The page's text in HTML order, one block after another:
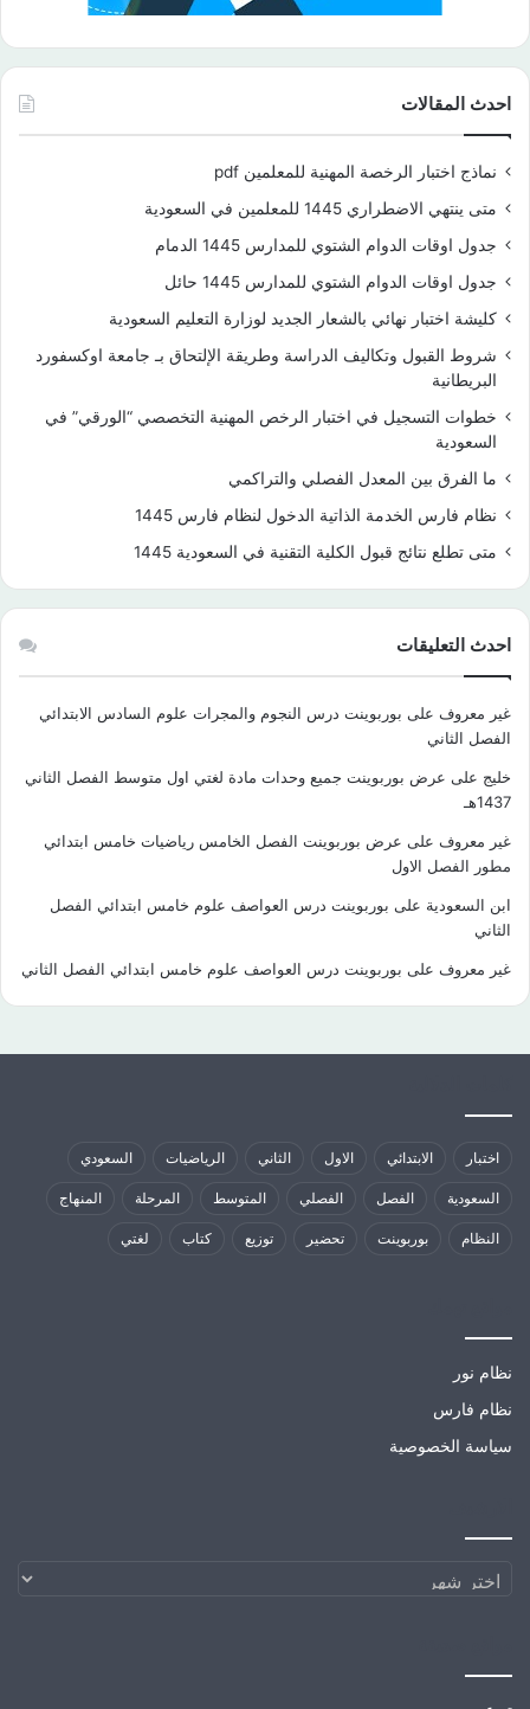
احدث المقالات
نماذج اختبار الرخصة المهنية للمعلمين pdf
متى ينتهي الاضطراري 1445 للمعلمين في السعودية
جدول اوقات الدوام الشتوي للمدارس 1445 الدمام
جدول اوقات الدوام الشتوي للمدارس 1445 حائل
كليشة اختبار نهائي بالشعار الجديد لوزارة التعليم السعودية
شروط القبول وتكاليف الدراسة وطريقة الإلتحاق بـ جامعة اوكسفورد
البريطانية
خطوات التسجيل في اختبار الرخص المهنية التخصصي “الورقي” في
السعودية
ما الفرق بين المعدل الفصلي والتراكمي
نظام فارس الخدمة الذاتية الدخول لنظام فارس 1445
متى تطلع نتائج قبول الكلية التقنية في السعودية 1445
احدث التعليقات
غير معروف على بوربوينت درس النجوم والمجرات علوم السادس الابتدائي
الفصل الثاني
خليج على عرض بوربوينت جميع وحدات مادة لغتي اول متوسط الفصل الثاني
1437هـ
غير معروف على عرض بوربوينت الفصل الخامس رياضيات خامس ابتدائي
مطور الفصل الاول
ابن السعودية على بوربوينت درس العواصف علوم خامس ابتدائي الفصل
الثاني
غير معروف على بوربوينت درس العواصف علوم خامس ابتدائي الفصل الثاني
اختبار الابتدائي الاول الثاني الرياضيات السعودي
السعودية الفصل الفصلي المتوسط المرحلة المنهاج
النظام بوربوينت تحضير توزيع كتاب لغتي
نظام نور
نظام فارس
سياسة الخصوصية
الارشيف